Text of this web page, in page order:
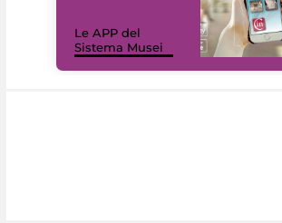
Le APP del
Sistema Musei